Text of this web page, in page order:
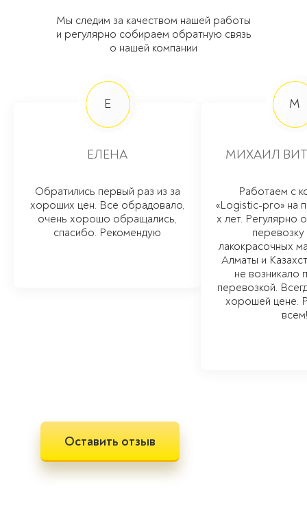
Мы следим за качеством нашей работы
и регулярно собираем обратную связь
о нашей компании
Е
ЕЛЕНА
Обратились первый раз из за
хороших цен. Все обрадовало,
очень хорошо обращались,
спасибо. Рекомендую
М
МИХАИЛ
Работаем с
«Logistic-pro» на
х лет. Регулярно
лакокрасочных
Алматы и
не возникало
перевозкой.
хорошей цене.
всем!
Оставить отзыв